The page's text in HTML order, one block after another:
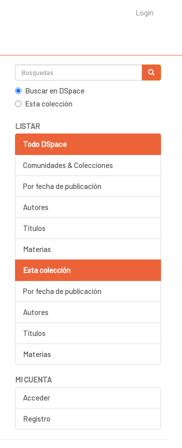
Login
Buscar en DSpace
Esta colección
LISTAR
Todo DSpace
Comunidades & Colecciones
Por fecha de publicación
Autores
Títulos
Materias
Esta colección
Por fecha de publicación
Autores
Títulos
Materias
MI CUENTA
Acceder
Registro